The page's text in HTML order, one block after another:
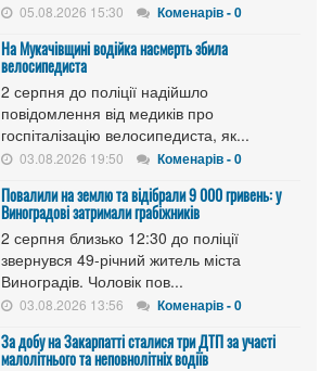
05.08.2026 15:30 Коменарів - 0
На Мукачівщині водійка насмерть збила
велосипедиста
2 серпня до поліції надійшло
повідомлення від медиків про
госпіталізацію велосипедиста, як...
03.08.2026 19:50 Коменарів - 0
Повалили на землю та відібрали 9 000 гривень: у
Виноградові затримали грабіжників
2 серпня близько 12:30 до поліції
звернувся 49-річний житель міста
Виноградів. Чоловік пов...
03.08.2026 13:56 Коменарів - 0
За добу на Закарпатті сталися три ДТП за участі
малолітнього та неповнолітніх водіїв